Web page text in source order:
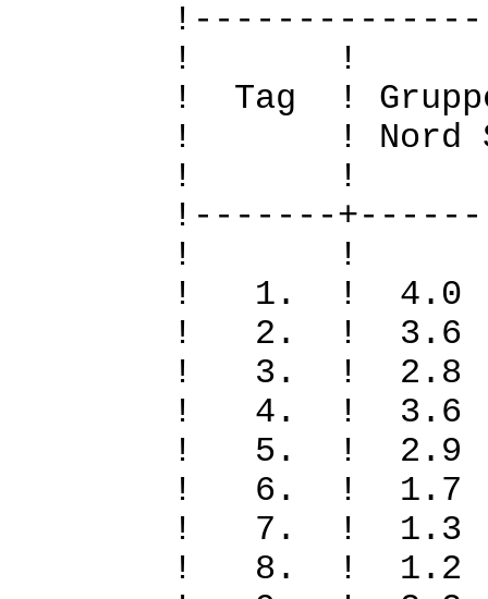
!
! Tag !
! ! Nord
!
!-------
!
! 1. ! 4.0
! 2. ! 3.6
! 3. ! 2.8
! 4. ! 3.6
! 5. ! 2.9
! 6. ! 1.7
! 7. ! 1.3
! 8. ! 1.2